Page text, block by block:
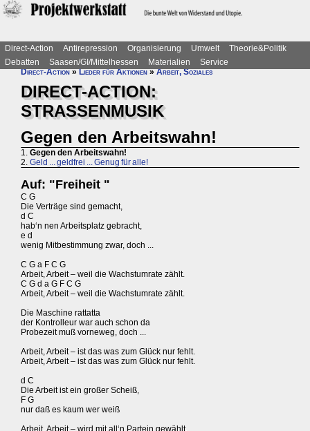
Direct-Action Antirepression Organisierung Umwelt
Theorie&Politik
Debatten
Saasen/GI/Mittelhessen Materialien
Service
Direct-Action»Lieder für Aktionen»Arbeit, Soziales
DIRECT-ACTION:
STRASSENMUSIK
Gegen den Arbeitswahn!
1. Gegen den Arbeitswahn!
2. Geld ... geldfrei ... Genug für alle!
Auf: "Freiheit "
C G
Die Verträge sind gemacht,
d C
hab‘n nen Arbeitsplatz gebracht,
e d
wenig Mitbestimmung zwar, doch ...
C G a F C G
Arbeit, Arbeit – weil die Wachstumrate zählt.
C G d a G F C G
Arbeit, Arbeit – weil die Wachstumrate zählt.
Die Maschine rattatta
der Kontrolleur war auch schon da
Probezeit muß vorneweg, doch ...
Arbeit, Arbeit – ist das was zum Glück nur fehlt.
Arbeit, Arbeit – ist das was zum Glück nur fehlt.
d C
Die Arbeit ist ein großer Scheiß,
F G
nur daß es kaum wer weiß